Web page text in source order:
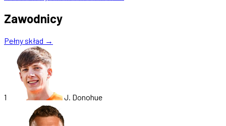
Zawodnicy
Pełny skład →
1 J. Donohue